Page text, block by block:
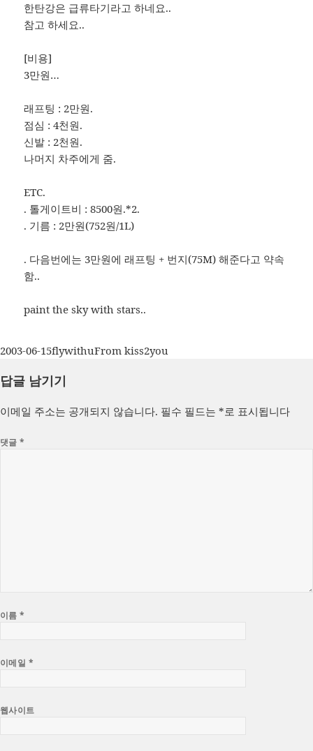
한탄강은 급류타기라고 하네요..
참고 하세요..
[비용]
3만원…
래프팅 : 2만원.
점심 : 4천원.
신발 : 2천원.
나머지 차주에게 줌.
ETC.
. 톨게이트비 : 8500원.*2.
. 기름 : 2만원(752원/1L)
. 다음번에는 3만원에 래프팅 + 번지(75M) 해준다고 약속
함..
paint the sky with stars..
작
일
2003-06-15글
이
flywithu카
From kiss2you
답글 남기기
이메일 주소는 공개되지 않습니다. 필수 필드는 *로 표시됩니다
댓글*
이름*
이메일 *
웹사이트